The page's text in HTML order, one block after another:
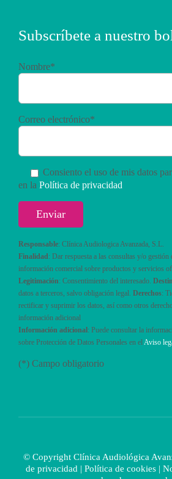
Subscríbete a nuestro
Nombre*
Correo electrónico*
Consiento el uso de mis datos
en la Política de privacidad
Responsable: Clínica Audiologica Avanzada, S.L.
Finalidad: Dar respuesta a las consultas y/o gestión
información comercial sobre productos y servicios
Legitimación: Consentimiento del interesado.
datos a terceros, salvo obligación legal. Derechos:
rectificar y suprimir los datos, así como otros
información adicional
Información adicional: Puede consultar la
sobre Protección de Datos Personales en el Aviso
(*) Campo obligatorio
© Copyright Clínica Audiológica
de privacidad | Política de cookies |